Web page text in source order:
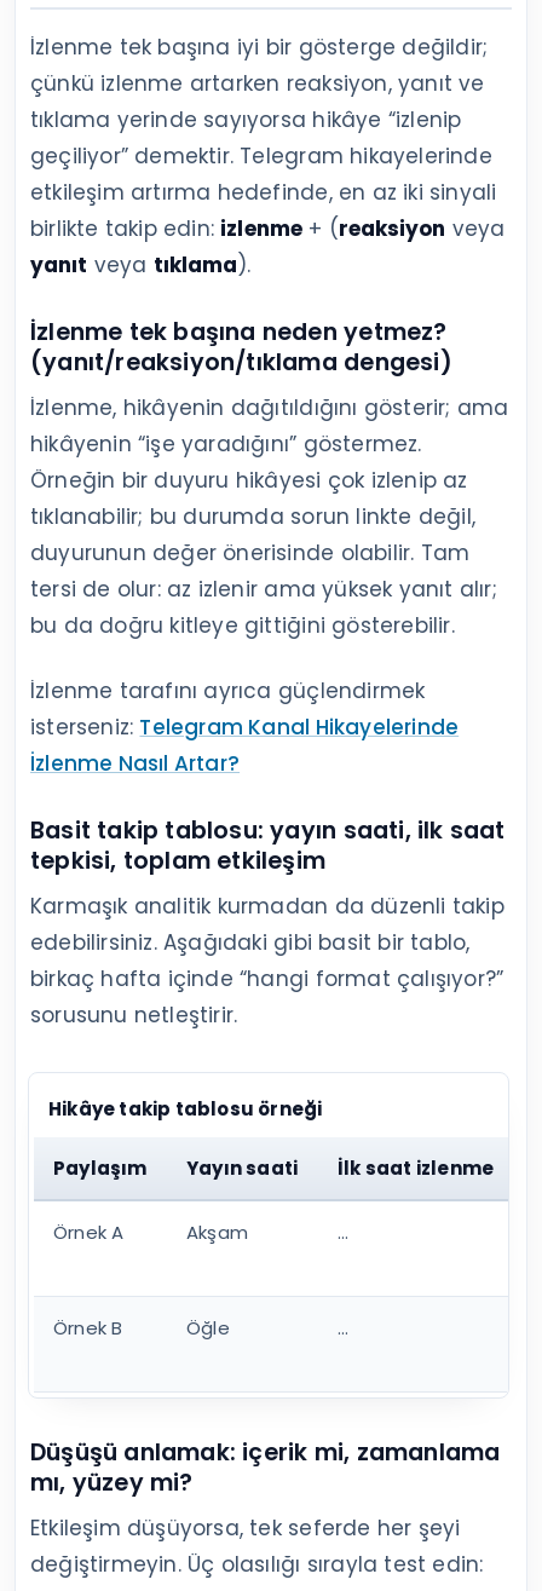
İzlenme tek başına iyi bir gösterge değildir;
çünkü izlenme artarken reaksiyon, yanıt ve
tıklama yerinde sayıyorsa hikâye “izlenip
geçiliyor” demektir. Telegram hikayelerinde
etkileşim artırma hedefinde, en az iki sinyali
birlikte takip edin: izlenme+ (reaksiyon veya
yanıt veya tıklama).
İzlenme tek başına neden yetmez?
(yanıt/reaksiyon/tıklama dengesi)
İzlenme, hikâyenin dağıtıldığını gösterir; ama
hikâyenin “işe yaradığını” göstermez.
Örneğin bir duyuru hikâyesi çok izlenip az
tıklanabilir; bu durumda sorun linkte değil,
duyurunun değer önerisinde olabilir. Tam
tersi de olur: az izlenir ama yüksek yanıt alır;
bu da doğru kitleye gittiğini gösterebilir.
İzlenme tarafını ayrıca güçlendirmek
isterseniz: Telegram Kanal Hikayelerinde
İzlenme Nasıl Artar?
Basit takip tablosu: yayın saati, ilk saat
tepkisi, toplam etkileşim
Karmaşık analitik kurmadan da düzenli takip
edebilirsiniz. Aşağıdaki gibi basit bir tablo,
birkaç hafta içinde “hangi format çalışıyor?”
sorusunu netleştirir.
Hikâye takip tablosu örneği
Paylaşım Yayın saati İlk saat izlenme
Örnek A Akşam …
Örnek B Öğle …
Düşüşü anlamak: içerik mi, zamanlama
mı, yüzey mi?
Etkileşim düşüyorsa, tek seferde her şeyi
değiştirmeyin. Üç olasılığı sırayla test edin: